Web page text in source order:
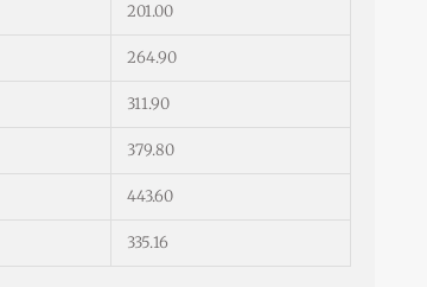
201.00
264.90
311.90
379.80
443.60
335.16